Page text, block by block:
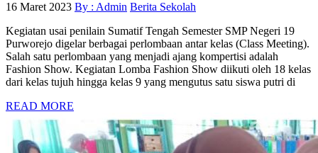
16 Maret 2023 By : Admin Berita Sekolah
Kegiatan usai penilain Sumatif Tengah Semester SMP Negeri 19
Purworejo digelar berbagai perlombaan antar kelas (Class Meeting).
Salah satu perlombaan yang menjadi ajang kompertisi adalah
Fashion Show. Kegiatan Lomba Fashion Show diikuti oleh 18 kelas
dari kelas tujuh hingga kelas 9 yang mengutus satu siswa putri di
READ MORE